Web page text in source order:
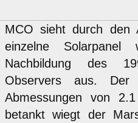
MCO sieht durch den
einzelne Solarpanel
Nachbildung des
Observers aus.
Abmessungen von
betankt wiegt der